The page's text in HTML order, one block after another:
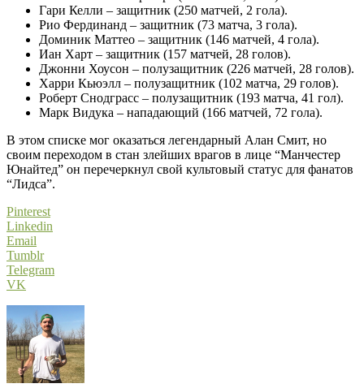
Гари Келли – защитник (250 матчей, 2 гола).
Рио Фердинанд – защитник (73 матча, 3 гола).
Доминик Маттео – защитник (146 матчей, 4 гола).
Иан Харт – защитник (157 матчей, 28 голов).
Джонни Хоусон – полузащитник (226 матчей, 28 голов).
Харри Кьюэлл – полузащитник (102 матча, 29 голов).
Роберт Снодграсс – полузащитник (193 матча, 41 гол).
Марк Видука – нападающий (166 матчей, 72 гола).
В этом списке мог оказаться легендарный Алан Смит, но
своим переходом в стан злейших врагов в лице “Манчестер
Юнайтед” он перечеркнул свой культовый статус для фанатов
“Лидса”.
Pinterest
Linkedin
Email
Tumblr
Telegram
VK